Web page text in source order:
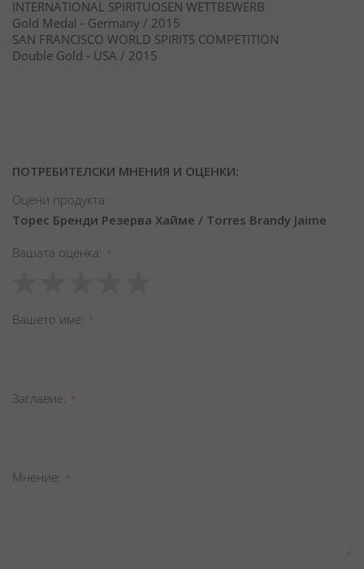
INTERNATIONAL SPIRITUOSEN WETTBEWERB
Gold Medal - Germany / 2015
SAN FRANCISCO WORLD SPIRITS COMPETITION
Double Gold - USA / 2015
ПОТРЕБИТЕЛСКИ МНЕНИЯ И ОЦЕНКИ:
Оцени продукта:
Торес Бренди Резерва Хайме / Torres Brandy Jaime
Вашата оценка
star
stars
stars
stars
stars
Вашето име
Заглавиe
Мнение